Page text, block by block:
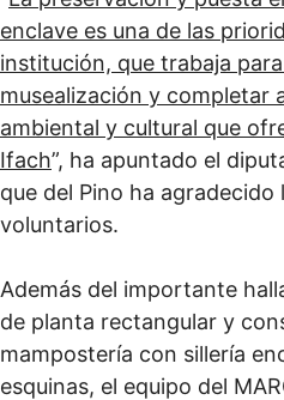
enclave es una de las
institución, que trabaja
musealización y completar
ambiental y cultural que
Ifach”, ha apuntado el
que del Pino ha agradecido
voluntarios.
Además del importante
de planta rectangular y
mampostería con sillería
esquinas, el equipo del